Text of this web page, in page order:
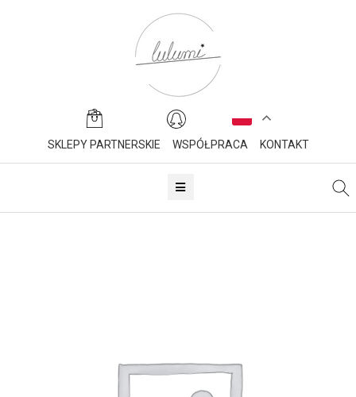
SKLEPY PARTNERSKIE WSPÓŁPRACA KONTAKT